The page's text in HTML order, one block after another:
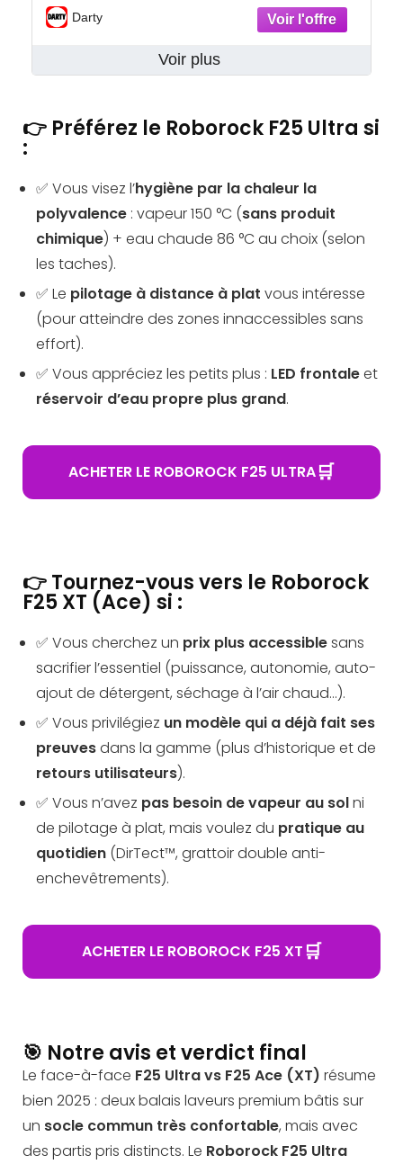
Darty
Voir plus
👉 Préférez le Roborock F25 Ultra si
:
✅ Vous visez l’hygiène par la chaleur la
polyvalence : vapeur 150 °C (sans produit
chimique) + eau chaude 86 °C au choix (selon
les taches).
✅ Le pilotage à distance à plat vous intéresse
(pour atteindre des zones innaccessibles sans
effort).
✅ Vous appréciez les petits plus : LED frontaleet
réservoir d’eau propre plus grand.
ACHETER LE ROBOROCK F25 ULTRA🛒
👉 Tournez-vous vers le Roborock
F25 XT (Ace) si :
✅ Vous cherchez un prix plus accessiblesans
sacrifier l’essentiel (puissance, autonomie, auto-
ajout de détergent, séchage à l’air chaud…).
✅ Vous privilégiez un modèle qui a déjà fait ses
preuvesdans la gamme (plus d’historique et de
retours utilisateurs).
✅ Vous n’avez pas besoin de vapeur au solni
de pilotage à plat, mais voulez du pratique au
quotidien (DirTect™, grattoir double anti-
enchevêtrements).
ACHETER LE ROBOROCK F25 XT🛒
🎯 Notre avis et verdict final
Le face-à-face F25 Ultra vs F25 Ace (XT) résume
bien 2025 : deux balais laveurs premium bâtis sur
un socle commun très confortable, mais avec
des partis pris distincts. Le Roborock F25 Ultra